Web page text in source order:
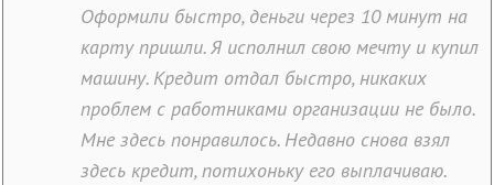
Оформили быстро, деньги через 10 минут на
карту пришли. Я исполнил свою мечту и купил
машину. Кредит отдал быстро, никаких
проблем с работниками организации не было.
Мне здесь понравилось. Недавно снова взял
здесь кредит, потихоньку его выплачиваю.